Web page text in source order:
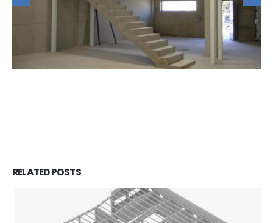
RELATEDPOSTS